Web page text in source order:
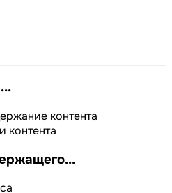
контента
контента